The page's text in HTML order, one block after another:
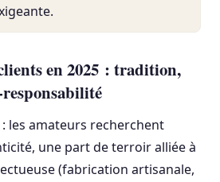
en 2025 : tradition,
les amateurs recherchent
une part de terroir alliée à
(fabrication artisanale,